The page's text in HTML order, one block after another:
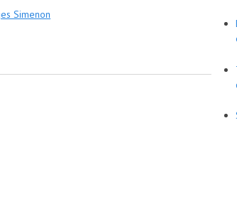
Simenon